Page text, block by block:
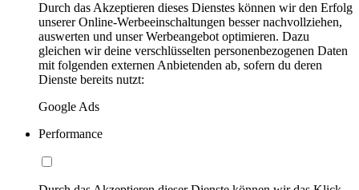
Durch das Akzeptieren dieses Dienstes können wir den Erfolg
unserer Online-Werbeeinschaltungen besser nachvollziehen,
auswerten und unser Werbeangebot optimieren. Dazu
gleichen wir deine verschlüsselten personenbezogenen Daten
mit folgenden externen Anbietenden ab, sofern du deren
Dienste bereits nutzt:
Google Ads
Performance